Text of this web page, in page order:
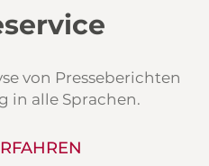
von Presseberichten
in alle Sprachen.